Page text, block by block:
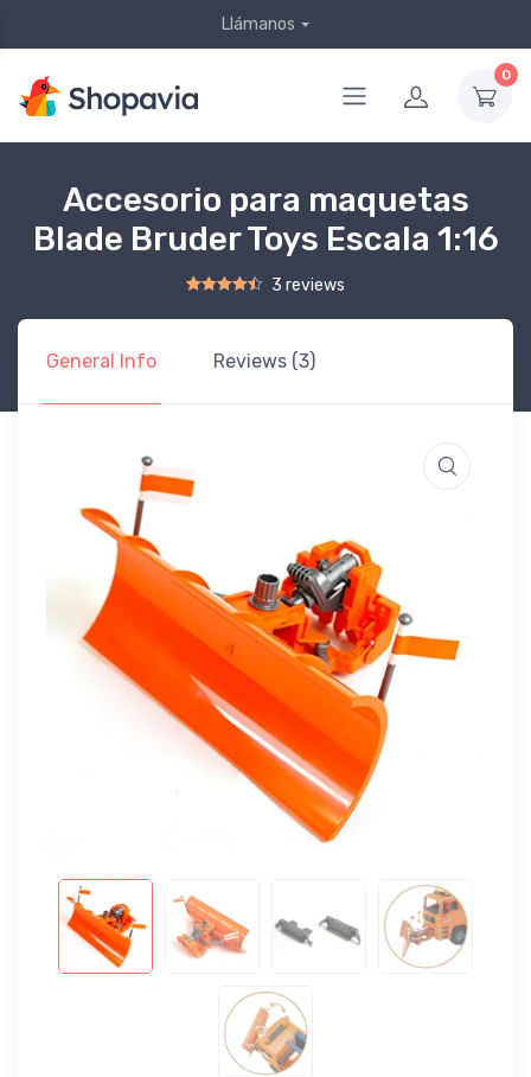
Llámanos
0
Accesorio para maquetas
Blade Bruder Toys Escala 1:16
Rated4.50out of 5 based on
2 customer ratings
3 reviews
General Info Reviews (3)